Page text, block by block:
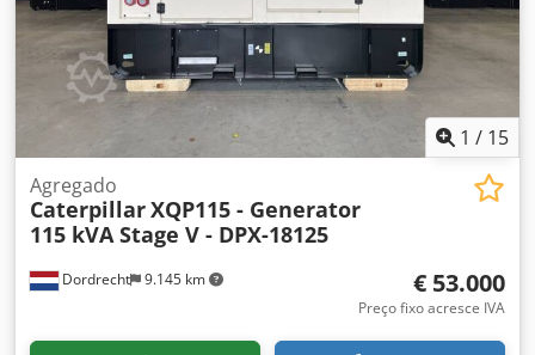
1 / 15
Dordrecht 9.145 km
Agregado
CaterpillarXQP115 - Generator
115 kVA Stage V - DPX-18125
€ 53.000
Preço fixo acresce IVA